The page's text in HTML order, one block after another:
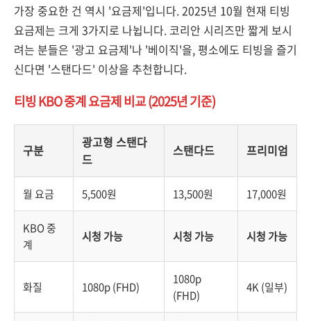
가장 중요한 건 역시 '요금제'입니다. 2025년 10월 현재 티빙
요금제는 크게 3가지로 나뉩니다. 코리안 시리즈만 짧게 보시
려는 분들은 '광고 요금제'나 '베이직'을, 평소에도 티빙을 즐기
신다면 '스탠다드' 이상을 추천합니다.
티빙 KBO 중계 요금제 비교 (2025년 기준)
구분
광고형 스탠다
드
스탠다드 프리미엄
월 요금 5,500원 13,500원 17,000원
KBO 중
계
시청 가능 시청 가능 시청 가능
화질 1080p (FHD)
1080p
(FHD)
4K (일부)